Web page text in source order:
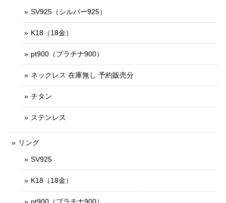
SV925（シルバー925）
K18（18金）
pt900（プラチナ900）
ネックレス 在庫無し 予約販売分
チタン
ステンレス
リング
SV925
K18（18金）